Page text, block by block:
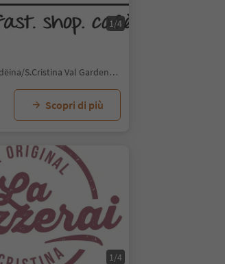
1/4
S.Cristina Gherdëina/S.Cristina Val Gardena, Santa Cristina Val Gardena, Regione dolomitica Val Gardena
Scopri di più
1/4